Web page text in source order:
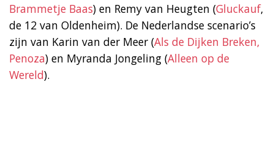
Brammetje Baas) en Remy van Heugten (Gluckauf,
de 12 van Oldenheim). De Nederlandse scenario’s
zijn van Karin van der Meer (Als de Dijken Breken,
Penoza) en Myranda Jongeling (Alleen op de
Wereld).